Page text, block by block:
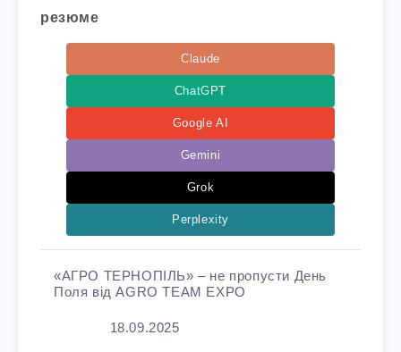
резюме
Claude
ChatGPT
Google AI
Gemini
Grok
Perplexity
«АГРО ТЕРНОПІЛЬ» – не пропусти День
Поля від AGRO TEAM EXPO
18.09.2025